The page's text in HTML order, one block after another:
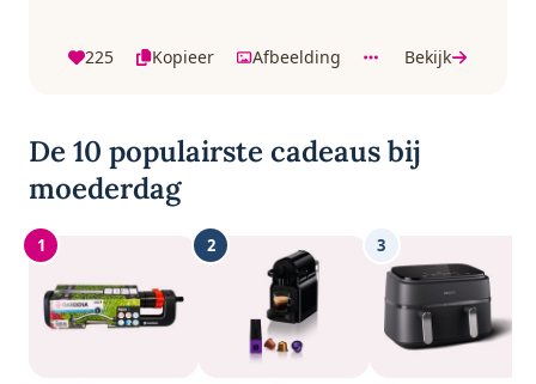
225 Kopieer Afbeelding Bekijk
De 10 populairste cadeaus bij
moederdag
1 2 3